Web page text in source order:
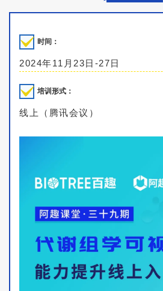
时间：
2024年11月23日-27日
培训形式：
线上（腾讯会议）